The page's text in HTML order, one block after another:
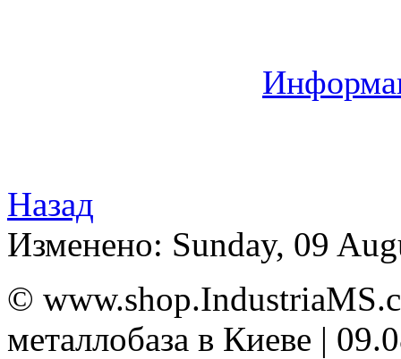
Назад
Изменено: Sunday, 09
©
металлобаза в Киеве |